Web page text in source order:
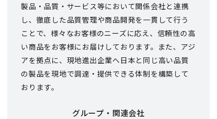
製品・品質・サービス等において関係会社と連携
し、徹底した品質管理や商品開発を一貫して行う
ことで、様々なお客様のニーズに応え、信頼性の高
い商品をお客様にお届けしております。
また、アジ
アを拠点に、現地進出企業へ日本と同じ高い品質
の製品を現地で調達・提供できる体制を構築して
おります。
グループ・関連会社